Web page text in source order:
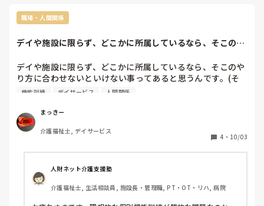
行方不明になって、外部に流出を気にしてる、過去を振り返る
のに必要なら、ヤバイですが保管としては、平成27年なら無く
なので、ある意味無くても大丈夫です。
とは言え重要書類なので、保管場所は定めた場所で保管しない
と良くないですよね。
職場・人間関係
デイや施設に限らず、どこかに所属しているなら、そこのや
デイや施設に限らず、どこかに所属しているなら、そこのや
り方に合わせないといけない事ってあると思うんです。(そ
れを踏まえた上でのオリジナリティは必要ですが💧)
方だと自分が理想とする個別機能訓練が出来ないと言ってい
ます。なので、「誰の個別機能訓練がやりたいのか教えてく
れ」と頼むと「逆に誰をやって欲しいか言ってくれ」と言っ
たそうです。それって、その人以外はノータッチって言って
るように聞こえるのは私だけでしょうか🤔それに、他の機能
訓練士に指示を出す事を嫌がります。この仕事は、コミュニ
ケーションを取らずにワンマンでは出来ないと思うんですけ
ど・・・
皆さんの職場では、職員間のコミュニケーションは良好です
機能訓練 デイサービス 人間関係
まっきー
介護福祉士, デイサービス
4 ・ 10/03
人財ネット介護支援塾
介護福祉士, 生活相談員, 施設長・管理職, PT・OT・リハ, 病院